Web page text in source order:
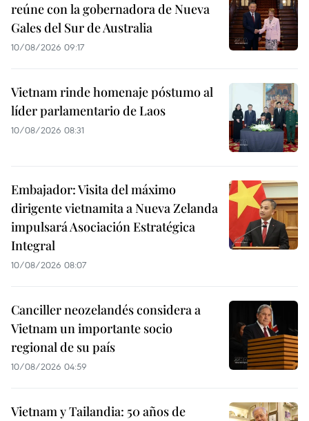
reúne con la gobernadora de Nueva
Gales del Sur de Australia
10/08/2026 09:17
Vietnam rinde homenaje póstumo al
líder parlamentario de Laos
10/08/2026 08:31
Embajador: Visita del máximo
dirigente vietnamita a Nueva Zelanda
impulsará Asociación Estratégica
Integral
10/08/2026 08:07
Canciller neozelandés considera a
Vietnam un importante socio
regional de su país
10/08/2026 04:59
Vietnam y Tailandia: 50 años de